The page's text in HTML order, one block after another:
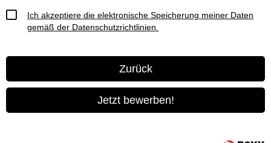
Ich akzeptiere die elektronische Speicherung meiner Daten
gemäß der Datenschutzrichtlinien
Zurück
Jetzt bewerben!